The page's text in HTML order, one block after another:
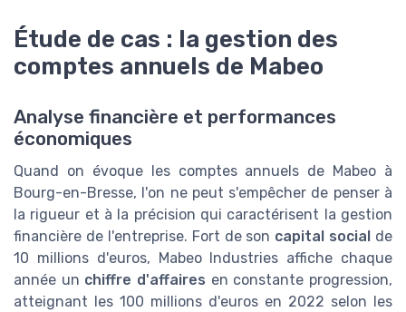
Étude de cas : la gestion des
comptes annuels de Mabeo
Analyse financière et performances
économiques
Quand on évoque les comptes annuels de Mabeo à
Bourg-en-Bresse, l'on ne peut s'empêcher de penser à
la rigueur et à la précision qui caractérisent la gestion
financière de l'entreprise. Fort de son capital social de
10 millions d'euros, Mabeo Industries affiche chaque
année un chiffre d'affaires en constante progression,
atteignant les 100 millions d'euros en 2022 selon les